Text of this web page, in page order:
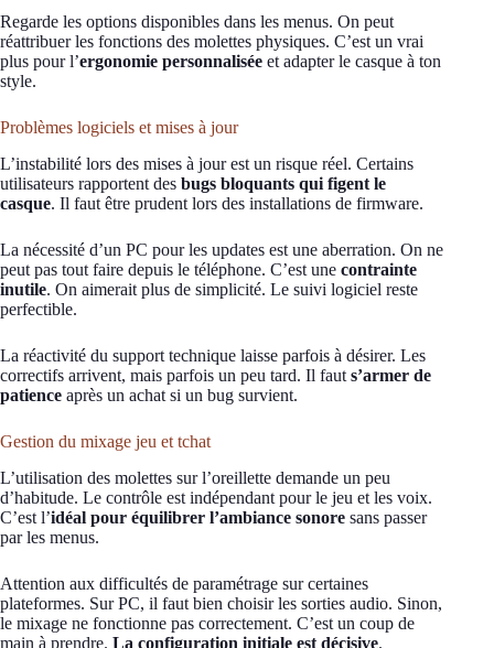
Regarde les options disponibles dans les menus. On peut
réattribuer les fonctions des molettes physiques. C’est un vrai
plus pour l’ergonomie personnalisée et adapter le casque à ton
style.
Problèmes logiciels et mises à jour
L’instabilité lors des mises à jour est un risque réel. Certains
utilisateurs rapportent des bugs bloquants qui figent le
casque. Il faut être prudent lors des installations de firmware.
La nécessité d’un PC pour les updates est une aberration. On ne
peut pas tout faire depuis le téléphone. C’est une contrainte
inutile. On aimerait plus de simplicité. Le suivi logiciel reste
perfectible.
La réactivité du support technique laisse parfois à désirer. Les
correctifs arrivent, mais parfois un peu tard. Il faut s’armer de
patience après un achat si un bug survient.
Gestion du mixage jeu et tchat
L’utilisation des molettes sur l’oreillette demande un peu
d’habitude. Le contrôle est indépendant pour le jeu et les voix.
C’est l’idéal pour équilibrer l’ambiance sonore sans passer
par les menus.
Attention aux difficultés de paramétrage sur certaines
plateformes. Sur PC, il faut bien choisir les sorties audio. Sinon,
le mixage ne fonctionne pas correctement. C’est un coup de
main à prendre. La configuration initiale est décisive.